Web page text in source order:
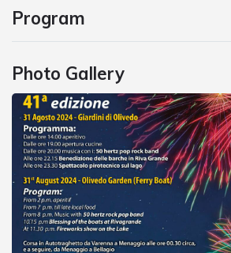
Program
Photo Gallery